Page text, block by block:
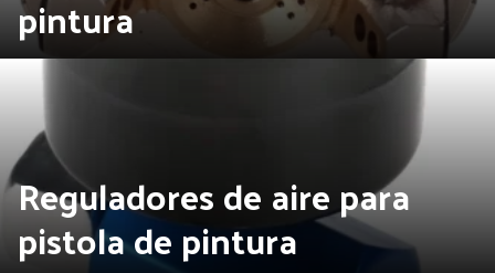
pintura
Reguladores de aire para
pistola de pintura